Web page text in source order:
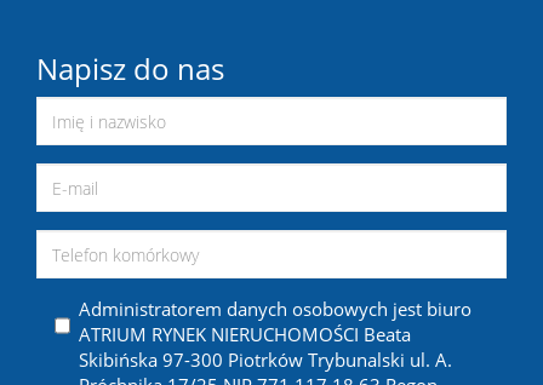
Napisz do nas
Administratorem danych osobowych jest biuro
ATRIUM RYNEK NIERUCHOMOŚCI Beata
Skibińska 97-300 Piotrków Trybunalski ul. A.